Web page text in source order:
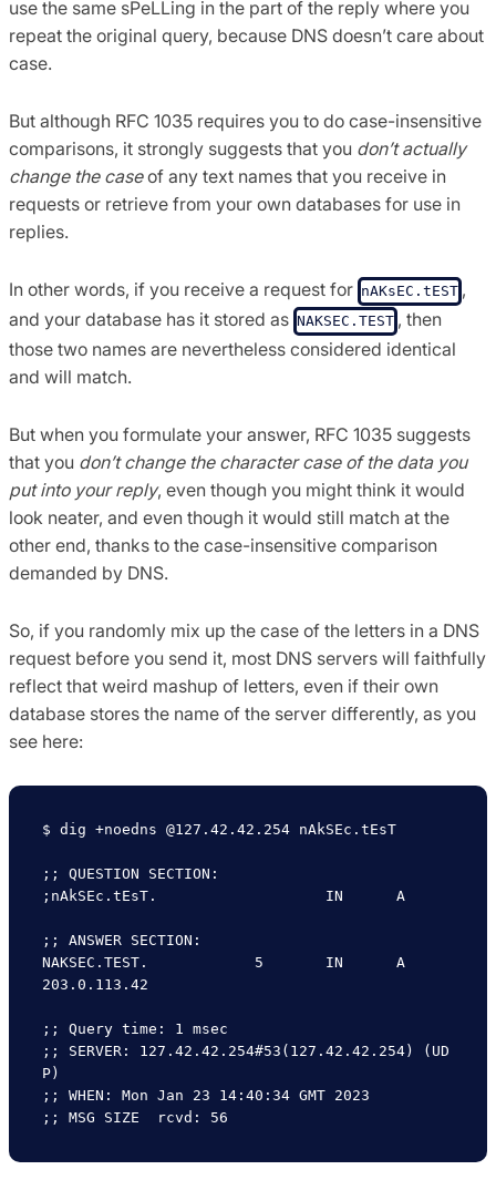
use the same sPeLLing in the part of the reply where you
repeat the original query, because DNS doesn’t care about
case.
But although RFC 1035 requires you to do case-insensitive
comparisons, it strongly suggests that you don’t actually
change the caseof any text names that you receive in
requests or retrieve from your own databases for use in
replies.
In other words, if you receive a request for nAKsEC.tEST ,
and your database has it stored as NAKSEC.TEST , then
those two names are nevertheless considered identical
and will match.
But when you formulate your answer, RFC 1035 suggests
that you don’t change the character case of the data you
put into your reply, even though you might think it would
look neater, and even though it would still match at the
other end, thanks to the case-insensitive comparison
demanded by DNS.
So, if you randomly mix up the case of the letters in a DNS
request before you send it, most DNS servers will faithfully
reflect that weird mashup of letters, even if their own
database stores the name of the server differently, as you
see here:
$ dig +noedns @127.42.42.254 nAkSEc.tEsT
;; QUESTION SECTION:
;nAkSEc.tEsT.			IN	A
;; ANSWER SECTION:
NAKSEC.TEST.		5	IN	A
203.0.113.42
;; Query time: 1 msec
;; SERVER: 127.42.42.254#53(127.42.42.254) (UD
P)
;; WHEN: Mon Jan 23 14:40:34 GMT 2023